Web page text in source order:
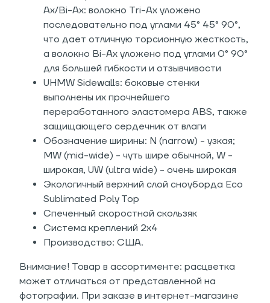
Ax/Bi-Ax: волокно Tri-Ax уложено
последовательно под углами 45° 45° 90°,
что дает отличную торсионную жесткость,
а волокно Bi-Ax уложено под углами 0° 90°
для большей гибкости и отзывчивости
UHMW Sidewalls: боковые стенки
выполнены их прочнейшего
переработанного эластомера ABS, также
защищающего сердечник от влаги
Обозначение ширины: N (narrow) - узкая;
MW (mid-wide) - чуть шире обычной, W -
широкая, UW (ultra wide) - очень широкая
Экологичный верхний слой сноуборда Eco
Sublimated Poly Top
Спеченный скоростной скользяк
Система креплений 2x4
Производство: США.
Внимание! Товар в ассортименте: расцветка
может отличаться от представленной на
фотографии. При заказе в интернет-магазине